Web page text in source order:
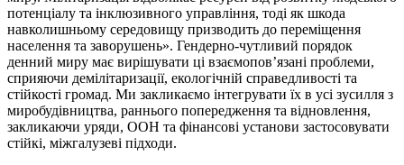
потенціалу та інклюзивного управління, тоді як шкода
навколишньому середовищу призводить до переміщення
населення та заворушень». Гендерно-чутливий порядок
денний миру має вирішувати ці взаємопов’язані проблеми,
сприяючи демілітаризації, екологічній справедливості та
стійкості громад. Ми закликаємо інтегрувати їх в усі зусилля з
миробудівництва, раннього попередження та відновлення,
закликаючи уряди, ООН та фінансові установи застосовувати
стійкі, міжгалузеві підходи.